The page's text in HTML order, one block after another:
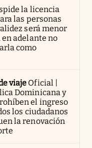
la licencia
las personas
será menor
en adelante no
como
viaje Oficial |
Dominicana y
el ingreso
los ciudadanos
la renovación